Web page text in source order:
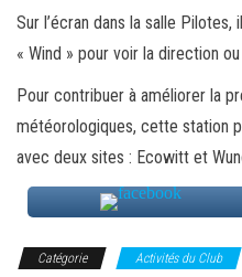
Sur l’écran dans la salle Pilotes,
« Wind » pour voir la direction
Pour contribuer à améliorer la
météorologiques, cette station
avec deux sites : Ecowitt et
Catégorie Activités du Club